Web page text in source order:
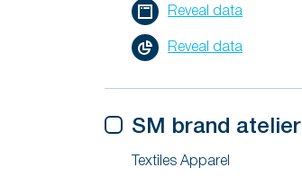
Reveal data
Reveal data
SM brand atelier
Textiles Apparel